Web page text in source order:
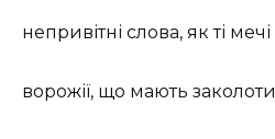
непривітні слова, як ті мечі
ворожії, що мають заколоти